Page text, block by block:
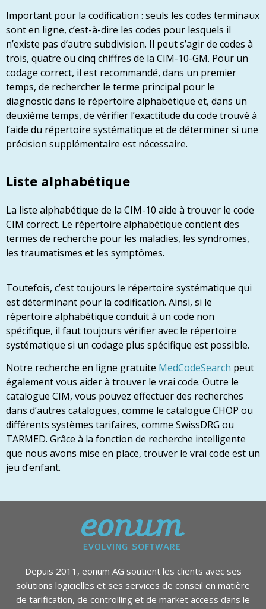
Important pour la codification : seuls les codes terminaux
sont en ligne, c’est-à-dire les codes pour lesquels il
n’existe pas d’autre subdivision. Il peut s’agir de codes à
trois, quatre ou cinq chiffres de la CIM-10-GM. Pour un
codage correct, il est recommandé, dans un premier
temps, de rechercher le terme principal pour le
diagnostic dans le répertoire alphabétique et, dans un
deuxième temps, de vérifier l’exactitude du code trouvé à
l’aide du répertoire systématique et de déterminer si une
précision supplémentaire est nécessaire.
Liste alphabétique
La liste alphabétique de la CIM-10 aide à trouver le code
CIM correct. Le répertoire alphabétique contient des
termes de recherche pour les maladies, les syndromes,
les traumatismes et les symptômes.
Toutefois, c’est toujours le répertoire systématique qui
est déterminant pour la codification. Ainsi, si le
répertoire alphabétique conduit à un code non
spécifique, il faut toujours vérifier avec le répertoire
systématique si un codage plus spécifique est possible.
Notre recherche en ligne gratuite MedCodeSearch peut
également vous aider à trouver le vrai code. Outre le
catalogue CIM, vous pouvez effectuer des recherches
dans d’autres catalogues, comme le catalogue CHOP ou
différents systèmes tarifaires, comme SwissDRG ou
TARMED. Grâce à la fonction de recherche intelligente
que nous avons mise en place, trouver le vrai code est un
jeu d’enfant.
Depuis 2011, eonum AG soutient les clients avec ses
solutions logicielles et ses services de conseil en matière
de tarification, de controlling et de market access dans le